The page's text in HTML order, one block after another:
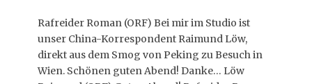
Rafreider Roman (ORF) Bei mir im Studio ist
unser China-Korrespondent Raimund Löw,
direkt aus dem Smog von Peking zu Besuch in
Wien. Schönen guten Abend! Danke… Löw